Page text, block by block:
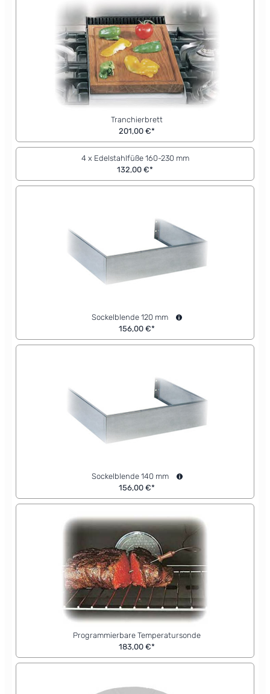
Tranchierbrett
201,00 €*
4 x Edelstahlfüße 160-230 mm
132,00 €*
Sockelblende 120 mm
156,00 €*
Sockelblende 140 mm
156,00 €*
Programmierbare Temperatursonde
183,00 €*